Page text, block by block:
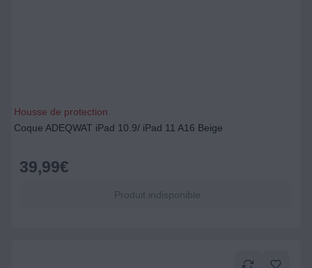
Housse de protection
Coque ADEQWAT iPad 10.9/ iPad 11 A16 Beige
39,99€
Produit indisponible